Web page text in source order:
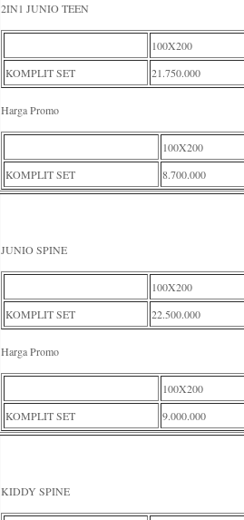
2IN1 JUNIO TEEN
100X200
KOMPLIT SET
21.750.000
Harga Promo
100X200
KOMPLIT SET
8.700.000
JUNIO SPINE
100X200
KOMPLIT SET
22.500.000
Harga Promo
100X200
KOMPLIT SET
9.000.000
KIDDY SPINE